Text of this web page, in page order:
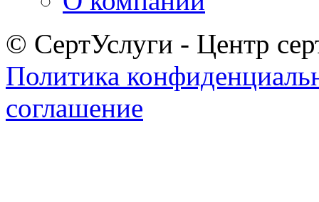
© СертУслуги - Центр
Политика
соглашение